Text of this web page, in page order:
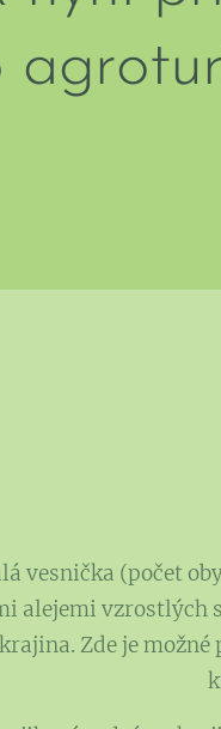
vesnička (počet
alejemi vzrostlých
Zde je